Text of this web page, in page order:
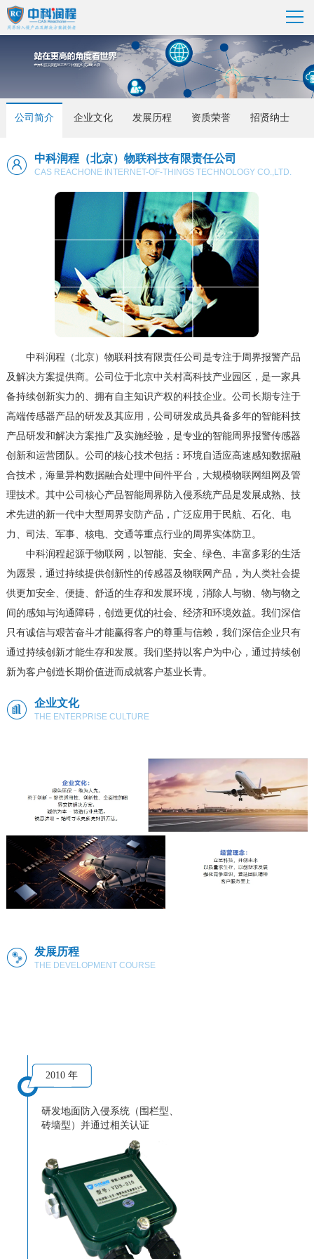
公司简介 企业文化 发展历程 资质荣誉 招贤纳士
中科润程（北京）物联科技有限责任公司
CAS REACHONE INTERNET-OF-THINGS TECHNOLOGY CO.,LTD.
中科润程（北京）物联科技有限责任公司是专注于周界报警产品
及解决方案提供商。公司位于北京中关村高科技产业园区，是一家具
备持续创新实力的、拥有自主知识产权的科技企业。公司长期专注于
高端传感器产品的研发及其应用，公司研发成员具备多年的智能科技
产品研发和解决方案推广及实施经验，是专业的智能周界报警传感器
创新和运营团队。公司的核心技术包括：环境自适应高速感知数据融
合技术，海量异构数据融合处理中间件平台，大规模物联网组网及管
理技术。其中公司核心产品智能周界防入侵系统产品是发展成熟、技
术先进的新一代中大型周界安防产品，广泛应用于民航、石化、电
力、司法、军事、核电、交通等重点行业的周界实体防卫。
中科润程起源于物联网，以智能、安全、绿色、丰富多彩的生活
为愿景，通过持续提供创新性的传感器及物联网产品，为人类社会提
供更加安全、便捷、舒适的生存和发展环境，消除人与物、物与物之
间的感知与沟通障碍，创造更优的社会、经济和环境效益。我们深信
只有诚信与艰苦奋斗才能赢得客户的尊重与信赖，我们深信企业只有
通过持续创新才能生存和发展。我们坚持以客户为中心，通过持续创
新为客户创造长期价值进而成就客户基业长青。
企业文化
THE ENTERPRISE CULTURE
发展历程
THE DEVELOPMENT COURSE
2010 年
研发地面防入侵系统（围栏型、
砖墙型）并通过相关认证